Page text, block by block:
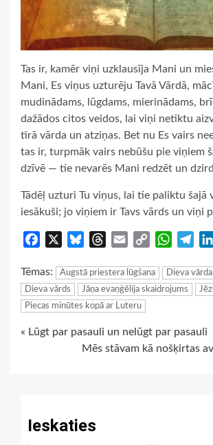
Tas ir, kamēr viņi uzklausīja Mani un
Mani, Es viņus uzturēju Tavā Vārdā,
mudinādams, lūgdams, mierinādams,
dažādos citos veidos, lai viņi netiktu
tīrā vārda un atziņas. Bet nu Es vairs
tas ir, turpmāk vairs nebūšu pie viņiem
dzīvē — tie nevarēs Mani redzēt un
Tādēļ uzturi Tu viņus, lai tie paliktu šajā
iesākuši; jo viņiem ir Tavs vārds un viņi
Facebook BlueskyThreads
Email
Copy
Tēmas: Augstā priestera lūgšana
Dieva
Dieva vārds
Jāņa evaņģēlija skaidrojums
Piecas minūtes kopā ar Luteru
Continue
« Lūgt par pasauli un nelūgt par pasauli
Mēs stāvam kā nošķirtas
Ieskaties